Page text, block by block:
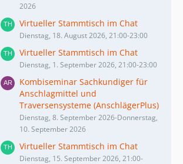
2026
Virtueller Stammtisch im Chat
Dienstag, 18. August 2026, 21:00-23:00
Virtueller Stammtisch im Chat
Dienstag, 1. September 2026, 21:00-23:00
Kombiseminar Sachkundiger für
Anschlagmittel und
Traversensysteme (AnschlägerPlus)
Dienstag, 8. September 2026-Donnerstag,
10. September 2026
Virtueller Stammtisch im Chat
Dienstag, 15. September 2026, 21:00-